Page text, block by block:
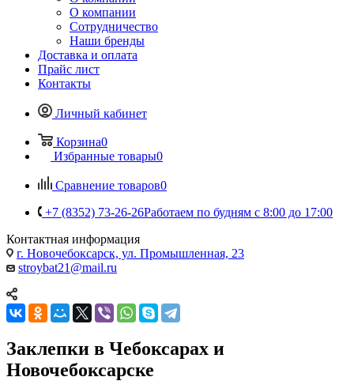
О компании
Сотрудничество
Наши бренды
Доставка и оплата
Прайс лист
Контакты
Личный кабинет
Корзина0
Избранные товары0
Сравнение товаров0
+7 (8352) 73-26-26Работаем по будням с 8:00 до 17:00
Контактная информация
г. Новочебоксарск, ул. Промышленная, 23
stroybat21@mail.ru
Заклепки в Чебоксарах и
Новочебоксарске